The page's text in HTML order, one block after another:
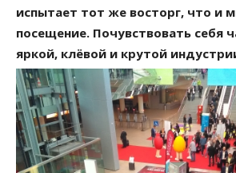
испытает тот же восторг, что и
посещение. Почувствовать себя
яркой, клёвой и крутой